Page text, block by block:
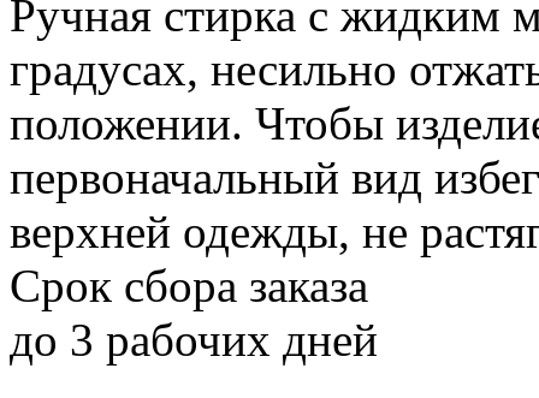
Ручная стирка с
градусах, несильно
положении. Чтобы
первоначальный вид
верхней одежды, не
Срок сбора заказа
до 3 рабочих дней